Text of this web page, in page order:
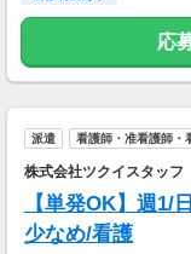
応
派遣 看護師・准看護師・
株式会社ツクイスタッ
【単発OK】週
少なめ/看護